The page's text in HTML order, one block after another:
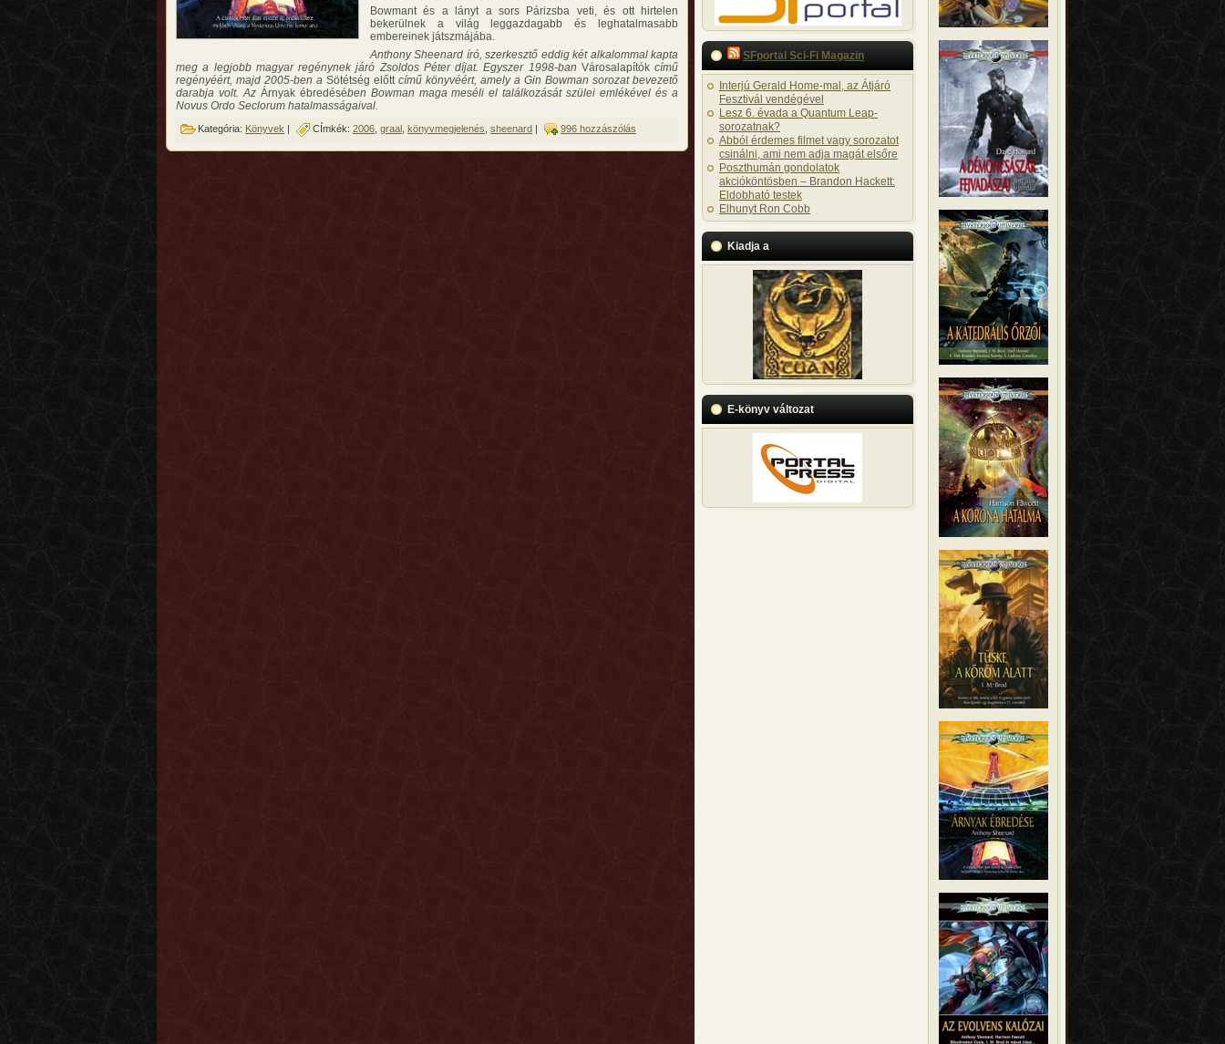
Bowmant és a lányt a sors Párizsba veti, és ott hirtelen
bekerülnek a világ leggazdagabb és leghatalmasabb
embereinek játszmájába.
Anthony Sheenard író, szerkesztő eddig két alkalommal kapta
meg a legjobb magyar regénynek járó Zsoldos Péter díjat. Egyszer 1998-ban Városalapítók című
regényéért, majd 2005-ben a Sötétség előtt című könyvéért, amely a Gin Bowman sorozat bevezető
darabja volt. Az Árnyak ébredésében Bowman maga meséli el találkozását szülei emlékével és a
Novus Ordo Seclorum hatalmasságaival.
Kategória: Könyvek | CÍmkék: 2006 graal könyvmegjelenés sheenard | 996 hozzászólás
SFportal Sci-Fi Magazin
Interjú Gerald Home-mal, az Átjáró
Fesztivál vendégével
Lesz 6. évada a Quantum Leap-
sorozatnak?
Abból érdemes filmet vagy sorozatot
csinálni, ami nem adja magát elsőre
Poszthumán gondolatok
akcióköntösben – Brandon Hackett:
Eldobható testek
Elhunyt Ron Cobb
Kiadja a
E-könyv változat